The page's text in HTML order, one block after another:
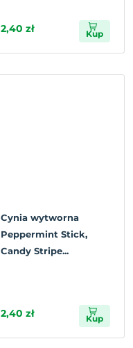
2,40 zł Kup
Cynia wytworna
Peppermint Stick,
Candy Stripe...
2,40 zł Kup